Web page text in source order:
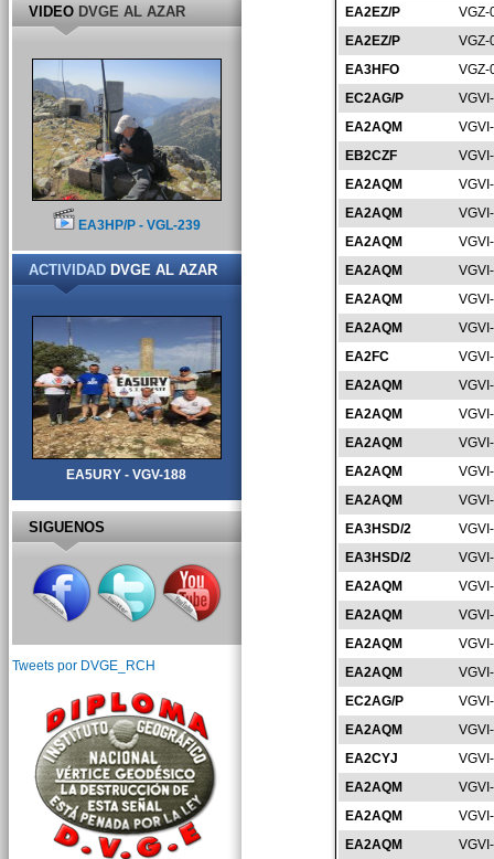
EA2EZ/P
VGZ-
EA2EZ/P
VGZ-
EA3HFO
VGZ-
EC2AG/P
EA2AQM
EB2CZF
EA2AQM
EA2AQM
EA2AQM
EA2AQM
EA2AQM
EA2AQM
EA2FC
EA2AQM
EA2AQM
EA2AQM
EA2AQM
EA2AQM
EA3HSD/2
EA3HSD/2
EA2AQM
EA2AQM
EA2AQM
EA2AQM
EC2AG/P
EA2AQM
EA2CYJ
EA2AQM
EA2AQM
EA2AQM
VIDEODVGE AL AZAR
EA3HP/P - VGL-239
ACTIVIDADDVGE AL AZAR
EA5URY - VGV-188
SIGUENOS
Tweets por DVGE_RCH